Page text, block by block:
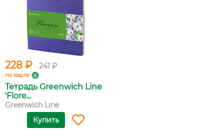
228 ₽ 241 ₽
по карте
Тетрадь Greenwich Line
'Flore...
Greenwich Line
Купить